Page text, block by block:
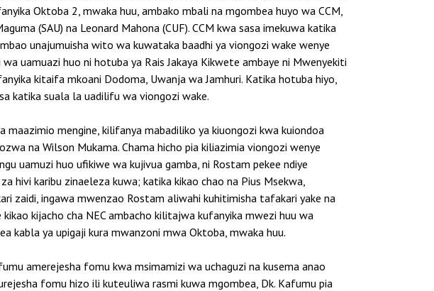
Oktoba 2, mwaka huu, ambako mbali na mgombea huyo wa CCM,
(SAU) na Leonard Mahona (CUF). CCM kwa sasa imekuwa katika
unajumuisha wito wa kuwataka baadhi ya viongozi wake wenye
uamuazi huo ni hotuba ya Rais Jakaya Kikwete ambaye ni Mwenyekiti
kitaifa mkoani Dodoma, Uwanja wa Jamhuri. Katika hotuba hiyo,
katika suala la uadilifu wa viongozi wake.
mengine, kilifanya mabadiliko ya kiuongozi kwa kuiondoa
na Wilson Mukama. Chama hicho pia kiliazimia viongozi wenye
uamuzi huo ufikiwe wa kujivua gamba, ni Rostam pekee ndiye
hivi karibu zinaeleza kuwa; katika kikao chao na Pius Msekwa,
zaidi, ingawa mwenzao Rostam aliwahi kuhitimisha tafakari yake na
kijacho cha NEC ambacho kilitajwa kufanyika mwezi huu wa
kabla ya upigaji kura mwanzoni mwa Oktoba, mwaka huu.
amerejesha fomu kwa msimamizi wa uchaguzi na kusema anao
fomu hizo ili kuteuliwa rasmi kuwa mgombea, Dk. Kafumu pia